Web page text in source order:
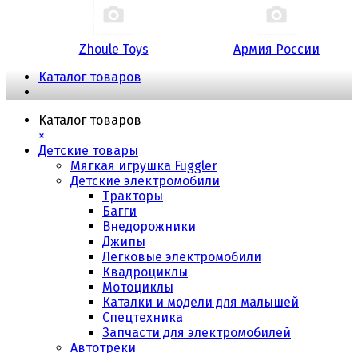
Zhoule Toys
Армия России
Каталог товаров
Каталог товаров
×
Детские товары
Мягкая игрушка Fuggler
Детские электромобили
Тракторы
Багги
Внедорожники
Джипы
Легковые электромобили
Квадроциклы
Мотоциклы
Каталки и модели для малышей
Спецтехника
Запчасти для электромобилей
Автотреки